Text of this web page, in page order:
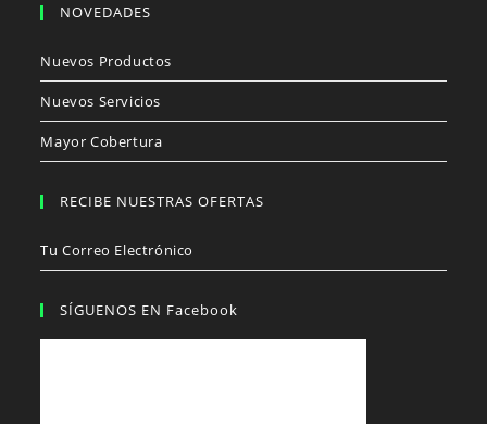
NOVEDADES
Nuevos Productos
Nuevos Servicios
Mayor Cobertura
RECIBE NUESTRAS OFERTAS
Tu Correo Electrónico
SÍGUENOS EN Facebook